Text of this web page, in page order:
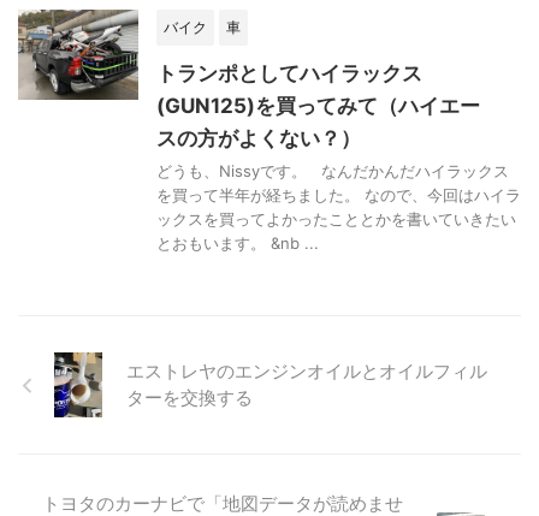
バイク 車
トランポとしてハイラックス
(GUN125)を買ってみて（ハイエー
スの方がよくない？）
どうも、Nissyです。 なんだかんだハイラックス
を買って半年が経ちました。 なので、今回はハイラ
ックスを買ってよかったこととかを書いていきたい
とおもいます。 &nb ...
エストレヤのエンジンオイルとオイルフィル
ターを交換する
トヨタのカーナビで「地図データが読めませ